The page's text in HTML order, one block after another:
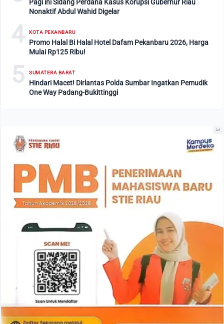
Pagi ini Sidang Perdana Kasus Korupsi Gubernur Riau
Nonaktif Abdul Wahid Digelar
4 KOTA PEKANBARU
Promo Halal Bi Halal Hotel Dafam Pekanbaru 2026, Harga
Mulai Rp125 Ribu!
5 SUMATERA BARAT
Hindari Macet! Dirlantas Polda Sumbar Ingatkan Pemudik
One Way Padang-Bukittinggi
Ad